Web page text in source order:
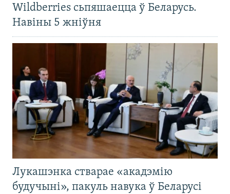
Wildberries сьпяшаецца ў Беларусь.
Навіны 5 жніўня
Лукашэнка стварае «акадэмію
будучыні», пакуль навука ў Беларусі